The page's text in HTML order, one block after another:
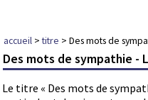
accueil >titre > Des mots de
Des mots de sympathie -
Le titre « Des mots de